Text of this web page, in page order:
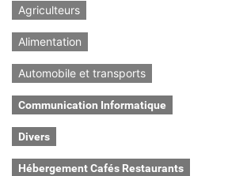
Agriculteurs
Alimentation
Automobile et transports
Communication Informatique
Divers
Hébergement Cafés Restaurants